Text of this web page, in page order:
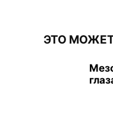
ЭТО